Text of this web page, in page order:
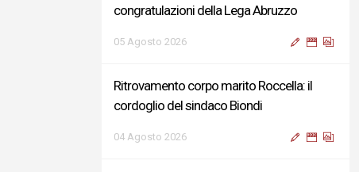
congratulazioni della Lega Abruzzo
05 Agosto 2026
Ritrovamento corpo marito Roccella: il
cordoglio del sindaco Biondi
04 Agosto 2026